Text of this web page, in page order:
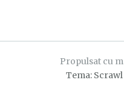
Propulsat cu
Tema: